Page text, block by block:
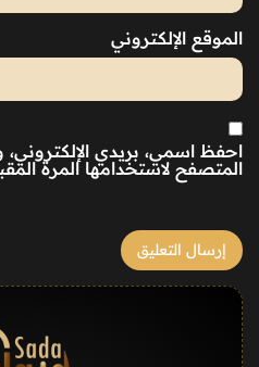
الموقع الإلكتروني
احفظ اسمي، بريدي الإلكتروني،
المتصفح لاستخدامها المرة